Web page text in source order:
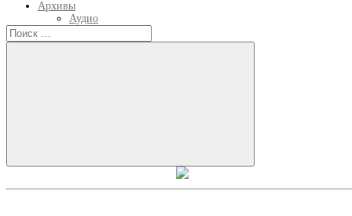
Архивы
Аудио
Искать:
Искать